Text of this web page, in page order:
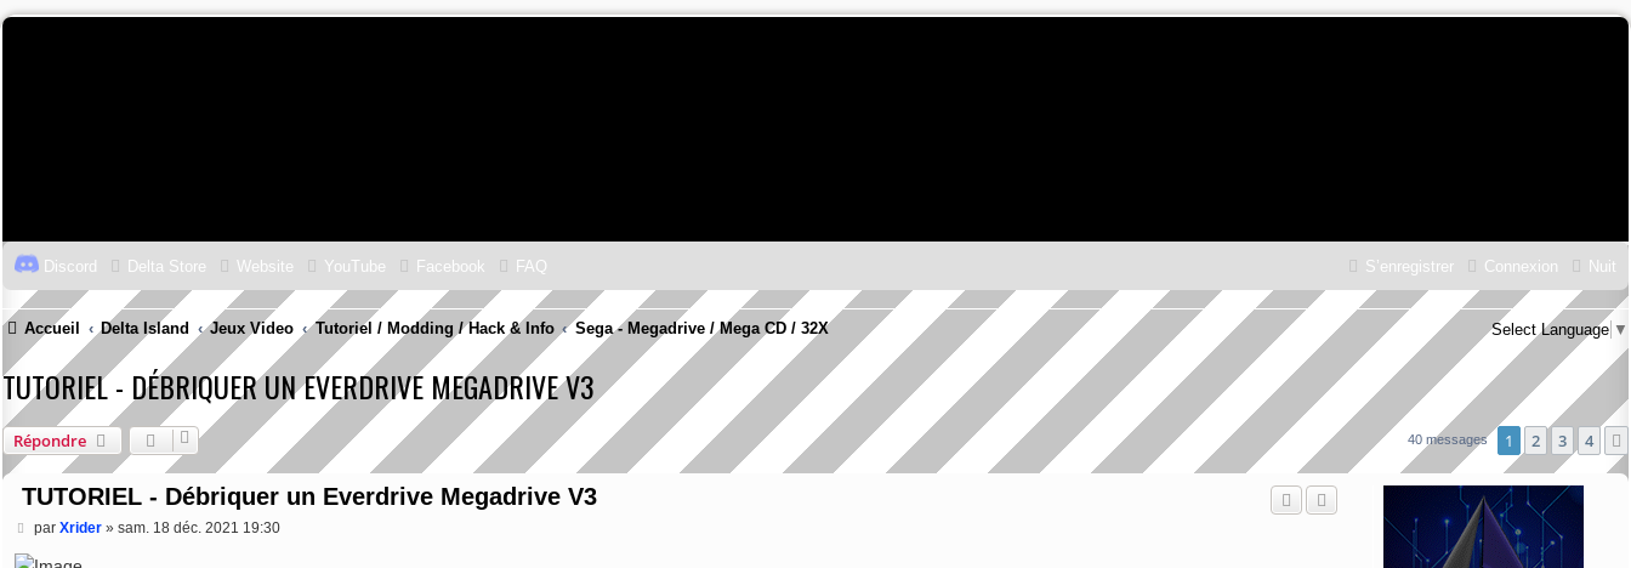
Nuit
Discord Delta Store Website YouTube Facebook FAQ Connexion
S’enregistrer
Accueil Delta Island Jeux Video Tutoriel / Modding / Hack & Info Sega - Megadrive / Mega CD / 32X Select Language ▼
TUTORIEL - DÉBRIQUER UN EVERDRIVE MEGADRIVE V3
Répondre 40 messages 1 2 3 4
TUTORIEL - Débriquer un Everdrive Megadrive V3
M
s
par Xrider» sam. 18 déc. 2021 19:30